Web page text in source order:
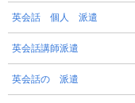
英会話 個人 派遣
英会話講師派遣
英会話の 派遣